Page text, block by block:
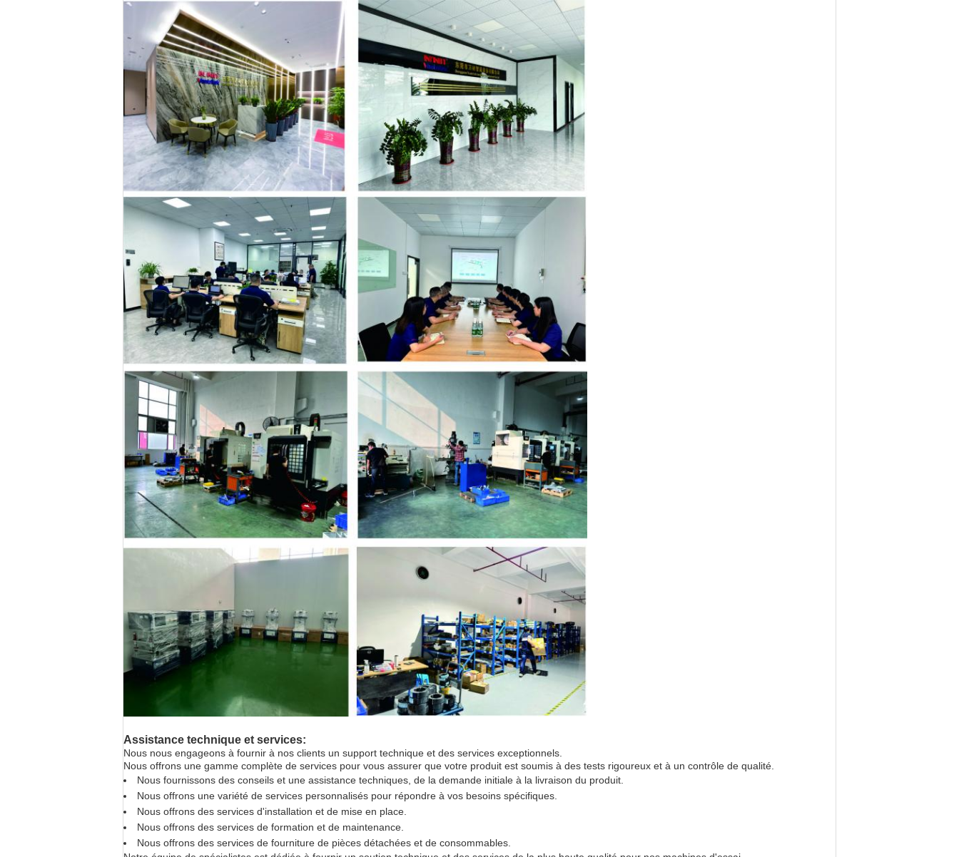
Assistance technique et services:
Nous nous engageons à fournir à nos clients un support technique et des services exceptionnels.
Nous offrons une gamme complète de services pour vous assurer que votre produit est soumis à des tests rigoureux et à un contrôle de qualité.
Nous fournissons des conseils et une assistance techniques, de la demande initiale à la livraison du produit.
Nous offrons une variété de services personnalisés pour répondre à vos besoins spécifiques.
Nous offrons des services d'installation et de mise en place.
Nous offrons des services de formation et de maintenance.
Nous offrons des services de fourniture de pièces détachées et de consommables.